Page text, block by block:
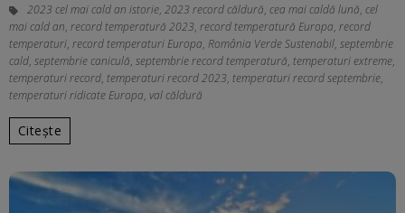
2023 cel mai cald an istorie, 2023 record căldură, cea mai caldă lună, cel
mai cald an, record temperatură 2023, record temperatură Europa, record
temperaturi, record temperaturi Europa, România Verde Sustenabil, septembrie
cald, septembrie caniculă, septembrie record temperatură, temperaturi extreme,
temperaturi record, temperaturi record 2023, temperaturi record septembrie,
temperaturi ridicate Europa, val căldură
Citește